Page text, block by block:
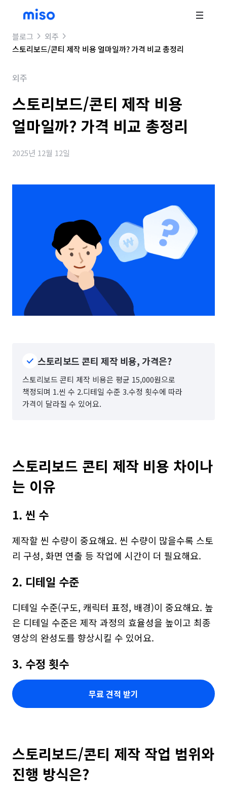
블로그
외주
스토리보드/콘티 제작 비용 얼마일까? 가격 비교 총정리
외주
스토리보드/콘티 제작 비용
얼마일까? 가격 비교 총정리
2025년 12월 12일
스토리보드 콘티 제작 비용, 가격은?
스토리보드 콘티 제작 비용은 평균 15,000원으로
책정되며 1.씬 수 2.디테일 수준 3.수정 횟수에 따라
가격이 달라질 수 있어요.
스토리보드 콘티 제작 비용 차이나
는 이유
1. 씬 수
제작할 씬 수량이 중요해요. 씬 수량이 많을수록 스토
리 구성, 화면 연출 등 작업에 시간이 더 필요해요.
2. 디테일 수준
디테일 수준(구도, 캐릭터 표정, 배경)이 중요해요. 높
은 디테일 수준은 제작 과정의 효율성을 높이고 최종
영상의 완성도를 향상시킬 수 있어요.
3. 수정 횟수
무료 견적 받기
스토리보드/콘티 제작 작업 범위와
진행 방식은?